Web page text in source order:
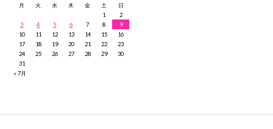
月 火 水 木 金 土
日
1
2
3
4 5 6 7 8
9
10
11 12 13 14 15
16
17
18 19 20 21 22
23
24
25 26 27 28 29
30
31
« 7月